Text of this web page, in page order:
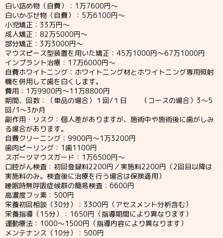
白い詰め物（自費）：1万7600円～
白いかぶせ物（自費）：5万6100円～
小児矯正：33万円～
成人矯正：82万5000円～
部分矯正：3万3000円～
マウスピース型装置を用いた矯正：45万1000円～67万1000円
インプラント治療：17万6000円～
自費ホワイトニング：ホワイトニング材とホワイトニング専用照射
機を併用して歯を白くします。
費用：1万9900円～11万8800円
期間、回数：（単品の場合）１回/１日 （コースの場合）3～5
回/1～3か月
副作用・リスク：個人差がありますが、施術中や施術後に歯がしみ
る場合があります。
自費クリーニング：9900円～1万3200円
歯肉ピーリング：1歯1100円
スポーツマウスガード：1万6500円～
口腔がん検査：初回登録料2200円／実施料2200円（2回目以降は
実施料のみ。検査後に治療を行う場合は保険適用）
睡眠時無呼吸症候群の簡易検査：6600円
高濃度フッ素：500円
栄養初回相談（30分）：3300円（アセスメント分析含む）
栄養指導（15分）：1650円（指導期間により異なります）
運動療法：1000～1500円（指導内容により異なります）
メンテナンス（10分）：500円